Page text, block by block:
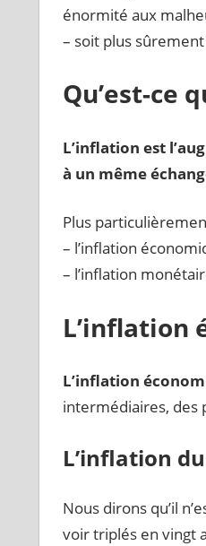
énormité aux
– soit plus
Qu’est-ce
L’inflation est
à un même
Plus
– l’inflation
– l’inflation
L’inflation
L’inflation
intermédiaires, des
L’inflation
Nous dirons qu’il
voir triplés en vingt